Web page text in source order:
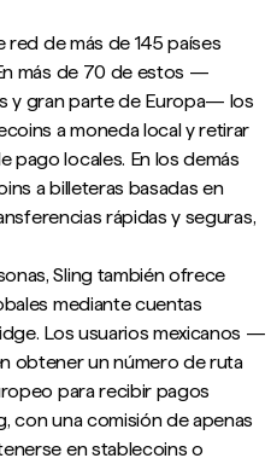
red de más de 145 países
más de 70 de estos —
y gran parte de Europa— los
a moneda local y retirar
locales. En los demás
a billeteras basadas en
rápidas y seguras,
Sling también ofrece
mediante cuentas
Los usuarios mexicanos —
obtener un número de ruta
para recibir pagos
con una comisión de apenas
en stablecoins o